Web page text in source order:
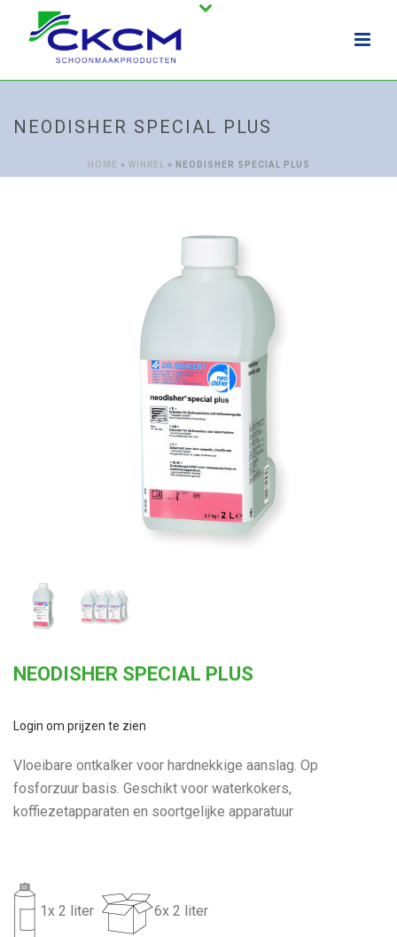
NEODISHER SPECIAL PLUS
HOME » WINKEL » NEODISHER SPECIAL PLUS
NEODISHER SPECIAL PLUS
Login om prijzen te zien
Vloeibare ontkalker voor hardnekkige aanslag. Op
fosforzuur basis. Geschikt voor waterkokers,
koffiezetapparaten en soortgelijke apparatuur
1x 2 liter 6x 2 liter